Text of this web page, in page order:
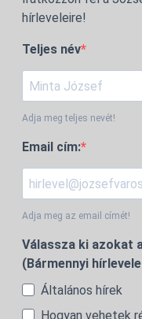
hírleveleire!
Teljes név
Adja meg teljes nevét!
Email cím:
Adja meg az email címét!
Válassza ki azokat
(Bármennyi
Általános hírek
Hogyan vehetek